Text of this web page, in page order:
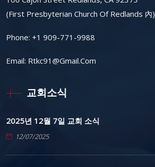
(First Presbyterian Church Of Redlands 內)
Phone: +1 909-771-9988
Email: Rtkc91@gmail.com
교회소식
2025년 12월 7일 교회 소식
12/07/2025